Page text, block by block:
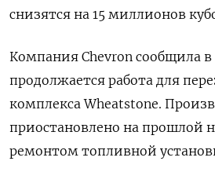
снизятся на 15 миллионов
Компания Chevron сообщила
продолжается работа для
комплекса Wheatstone.
приостановлено на прошлой
ремонтом топливной